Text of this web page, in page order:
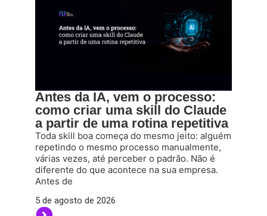
Antes da IA, vem o processo:
como criar uma skill do Claude
a partir de uma rotina repetitiva
Toda skill boa começa do mesmo jeito: alguém
repetindo o mesmo processo manualmente,
várias vezes, até perceber o padrão. Não é
diferente do que acontece na sua empresa.
Antes de
5 de agosto de 2026